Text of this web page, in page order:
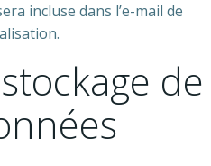
incluse dans l’e-mail de
de